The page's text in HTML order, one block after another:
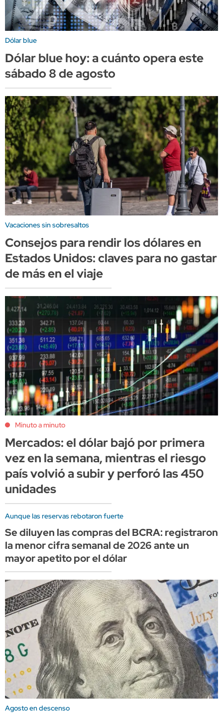
Dólar blue
Dólar blue hoy: a cuánto opera este
sábado 8 de agosto
Vacaciones sin sobresaltos
Consejos para rendir los dólares en
Estados Unidos: claves para no gastar
de más en el viaje
Minuto a minuto
Mercados: el dólar bajó por primera
vez en la semana, mientras el riesgo
país volvió a subir y perforó las 450
unidades
Aunque las reservas rebotaron fuerte
Se diluyen las compras del BCRA: registraron
la menor cifra semanal de 2026 ante un
mayor apetito por el dólar
Agosto en descenso